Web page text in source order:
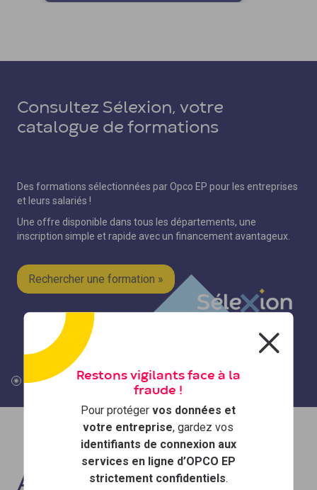
Restons vigilants face à la
fraude !
Pour protégervos données et
votre entreprise, gardez vos
identifiants de connexion aux
services en ligne d’OPCO EP
strictement confidentiels.
Consultez Sélexion, votre
catalogue de formations
Des formations sélectionnées par Opco EP pour les entreprises
et leurs salariés !
Une offre disponible dans tous les départements, une
inscription simple et rapide avec un financement avantageux.
Rechercher une formation »
Actualités